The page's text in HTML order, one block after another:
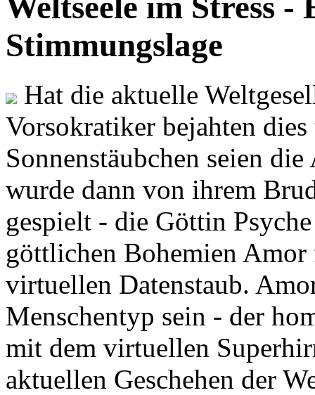
Stimmungslage
Hat die aktuelle
Vorsokratiker bejahten
Sonnenstäubchen seien
wurde dann von ihrem
gespielt - die Göttin
göttlichen Bohemien
virtuellen Datenstaub.
Menschentyp sein - der
mit dem virtuellen
aktuellen Geschehen der